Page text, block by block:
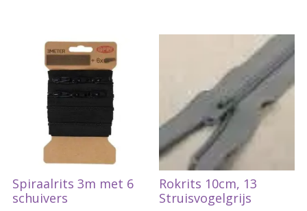
Spiraalrits 3m met 6
schuivers
Rokrits 10cm, 13
Struisvogelgrijs